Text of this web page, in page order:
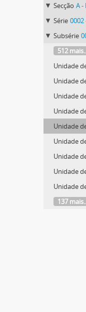
Secção A
Série
Subsérie
512
Unidade
Unidade
Unidade
Unidade
Unidade
Unidade
Unidade
Unidade
Unidade
137